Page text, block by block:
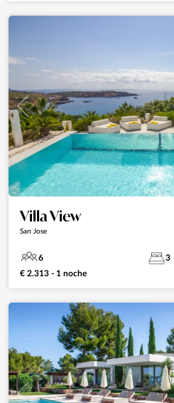
Villa View
San Jose
6 3
€ 2.313 - 1 noche